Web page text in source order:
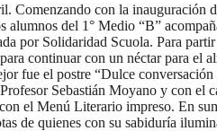
con la inauguración
del 1° Medio “B”
por Solidaridad Scuola. Para
continuar con un néctar para
fue el postre “Dulce
Sebastián Moyano y con el
el Menú Literario impreso. En
de quienes con su sabiduría